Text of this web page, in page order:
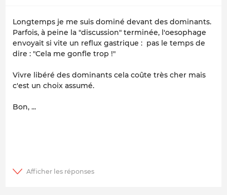
Longtemps je me suis dominé devant des dominants.
Parfois, à peine la "discussion" terminée, l'oesophage
envoyait si vite un reflux gastrique : pas le temps de
dire : "Cela me gonfle trop !"
Vivre libéré des dominants cela coûte très cher mais
c'est un choix assumé.
Bon, ...